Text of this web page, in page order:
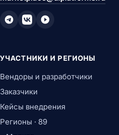
УЧАСТНИКИ И РЕГИОНЫ
Вендоры и разработчики
Заказчики
Кейсы внедрения
Регионы · 89